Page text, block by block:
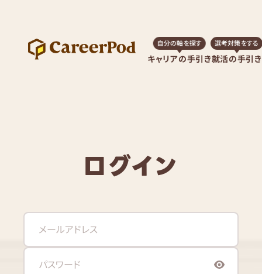
キャリアの手引き
自分の軸を探す
就活の手引き
選考対策をする
ログイン